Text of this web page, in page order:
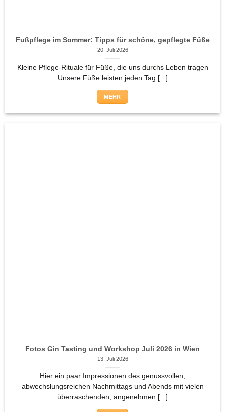
Fußpflege im Sommer: Tipps für schöne, gepflegte Füße
20. Juli 2026
Kleine Pflege-Rituale für Füße, die uns durchs Leben tragen
Unsere Füße leisten jeden Tag [...]
MEHR
Fotos Gin Tasting und Workshop Juli 2026 in Wien
13. Juli 2026
Hier ein paar Impressionen des genussvollen,
abwechslungsreichen Nachmittags und Abends mit vielen
überraschenden, angenehmen [...]